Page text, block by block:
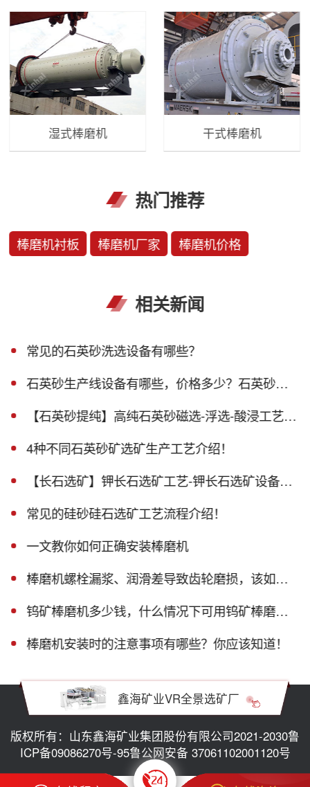
湿式棒磨机 干式棒磨机
热门推荐
棒磨机衬板 棒磨机厂家 棒磨机价格
相关新闻
常见的石英砂洗选设备有哪些？
石英砂生产线设备有哪些，价格多少？石英砂生产线设备报价！
【石英砂提纯】高纯石英砂磁选-浮选-酸浸工艺流程介绍
4种不同石英砂矿选矿生产工艺介绍！
【长石选矿】钾长石选矿工艺-钾长石选矿设备大汇总！
常见的硅砂硅石选矿工艺流程介绍！
一文教你如何正确安装棒磨机
棒磨机螺栓漏浆、润滑差导致齿轮磨损，该如何解决？
钨矿棒磨机多少钱，什么情况下可用钨矿棒磨机？
棒磨机安装时的注意事项有哪些？你应该知道！
鑫海矿业VR全景选矿厂
版权所有：山东鑫海矿业集团股份有限公司2021-2030鲁
ICP备09086270号-95鲁公网安备 37061102001120号